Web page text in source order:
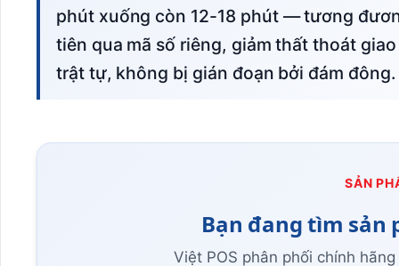
phút xuống còn 12-18 phút — tương
tiên qua mã số riêng, giảm thất thoát
trật tự, không bị gián đoạn bởi đám đông.
SẢN
Bạn đang tìm sản
Việt POS phân phối chính